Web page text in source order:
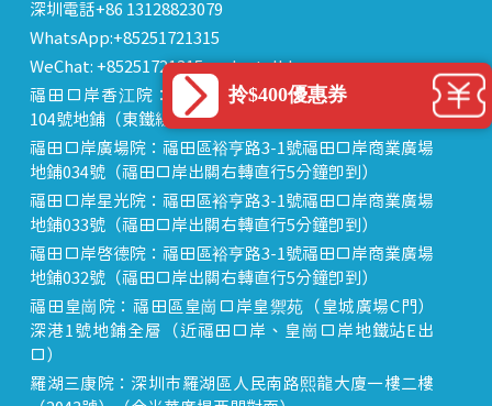
深圳電話+86 13128823079
WhatsApp:+85251721315
WeChat: +85251721315 or dentalhk
福田口岸香江院：福田區福田口岸正對面，海悅華城
104號地鋪（東鐵線落馬洲站出關對面即到）
福田口岸廣場院：福田區裕亨路3-1號福田口岸商業廣場
地鋪034號（福田口岸出關右轉直行5分鐘即到）
福田口岸星光院：福田區裕亨路3-1號福田口岸商業廣場
地鋪033號（福田口岸出關右轉直行5分鐘即到）
福田口岸啟德院：福田區裕亨路3-1號福田口岸商業廣場
地鋪032號（福田口岸出關右轉直行5分鐘即到）
福田皇崗院：福田區皇崗口岸皇禦苑（皇城廣場C門）
深港1號地鋪全層（近福田口岸、皇崗口岸地鐵站E出
口）
羅湖三康院：深圳市羅湖區人民南路熙龍大廈一樓二樓
拎$400優惠券